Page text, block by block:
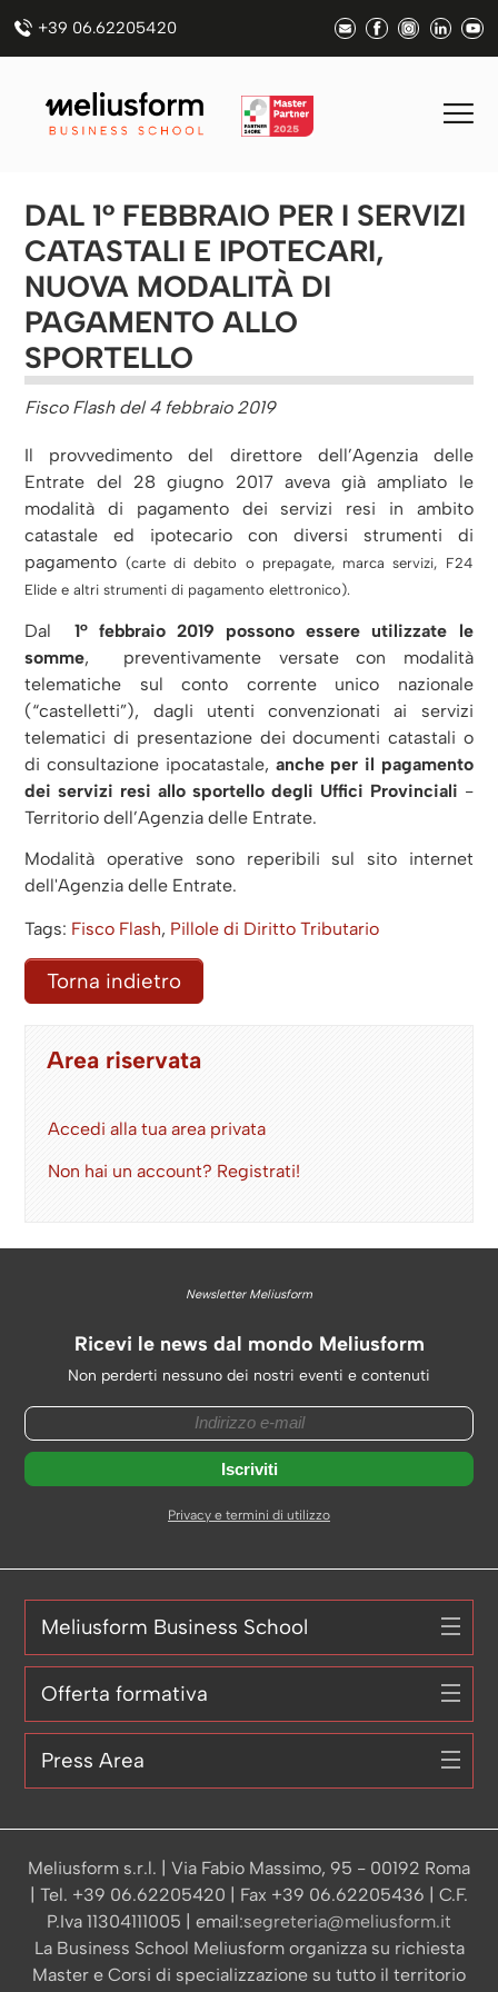
+39 06.62205420
DAL 1° FEBBRAIO PER I SERVIZI
CATASTALI E IPOTECARI,
NUOVA MODALITÀ DI
PAGAMENTO ALLO
SPORTELLO
Fisco Flash del 4 febbraio 2019
Il provvedimento del direttore dell’Agenzia delle
Entrate del 28 giugno 2017 aveva già ampliato le
modalità di pagamento dei servizi resi in ambito
catastale ed ipotecario con diversi strumenti di
pagamento (carte di debito o prepagate, marca servizi, F24
Elide e altri strumenti di pagamento elettronico).
Dal 1° febbraio 2019 possono essere utilizzate le
somme, preventivamente versate con modalità
telematiche sul conto corrente unico nazionale
(“castelletti”), dagli utenti convenzionati ai servizi
telematici di presentazione dei documenti catastali o
di consultazione ipocatastale, anche per il pagamento
dei servizi resi allo sportello degli Uffici Provinciali -
Territorio dell’Agenzia delle Entrate.
Modalità operative sono reperibili sul sito internet
dell'Agenzia delle Entrate.
Tags: Fisco Flash, Pillole di Diritto Tributario
Torna indietro
Area riservata
Accedi alla tua area privata
Non hai un account? Registrati!
Newsletter Meliusform
Ricevi le news dal mondo Meliusform
Non perderti nessuno dei nostri eventi e contenuti
Privacy e termini di utilizzo
Meliusform Business School
Offerta formativa
Press Area
Meliusform s.r.l. | Via Fabio Massimo, 95 - 00192 Roma
| Tel. +39 06.62205420 | Fax +39 06.62205436 | C.F.
P.Iva 11304111005 | email:segreteria@meliusform.it
La Business School Meliusform organizza su richiesta
Master e Corsi di specializzazione su tutto il territorio